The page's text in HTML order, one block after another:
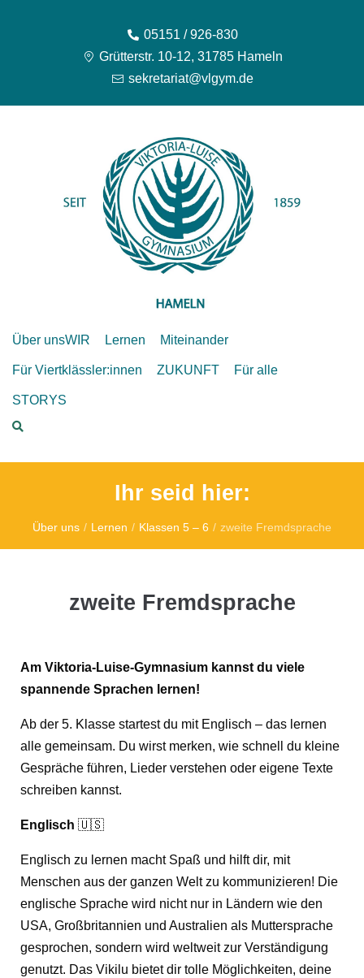
05151 / 926-830
Grütterstr. 10-12, 31785 Hameln
sekretariat@vlgym.de
Über unsWIR Lernen Miteinander
Für Viertklässler:innen ZUKUNFT Für alle
STORYS
Ihr seid hier:
Über uns / Lernen / Klassen 5 – 6 / zweite Fremdsprache
zweite Fremdsprache
Am Viktoria-Luise-Gymnasium kannst du viele
spannende Sprachen lernen!
Ab der 5. Klasse startest du mit Englisch – das lernen
alle gemeinsam. Du wirst merken, wie schnell du kleine
Gespräche führen, Lieder verstehen oder eigene Texte
schreiben kannst.
Englisch 🇺🇸
Englisch zu lernen macht Spaß und hilft dir, mit
Menschen aus der ganzen Welt zu kommunizieren! Die
englische Sprache wird nicht nur in Ländern wie den
USA, Großbritannien und Australien als Muttersprache
gesprochen, sondern wird weltweit zur Verständigung
genutzt. Das Vikilu bietet dir tolle Möglichkeiten, deine